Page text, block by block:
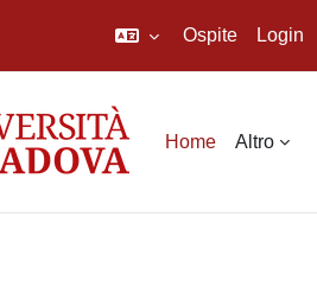
Ospite Login
Home Altro